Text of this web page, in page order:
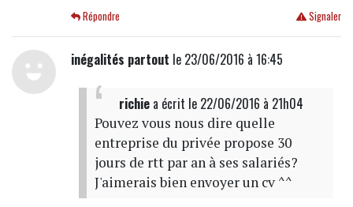
Signaler
Répondre
inégalités partout le 23/06/2016 à 16:45
richiea écrit le 22/06/2016 à 21h04
Pouvez vous nous dire quelle
entreprise du privée propose 30
jours de rtt par an à ses salariés?
J'aimerais bien envoyer un cv ^^